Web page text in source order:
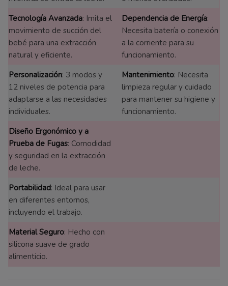
Tecnología Avanzada: Imita el
movimiento de succión del
bebé para una extracción
natural y eficiente.
Dependencia de Energía:
Necesita batería o conexión
a la corriente para su
funcionamiento.
Personalización: 3 modos y
12 niveles de potencia para
adaptarse a las necesidades
individuales.
Mantenimiento: Necesita
limpieza regular y cuidado
para mantener su higiene y
funcionamiento.
Diseño Ergonómico y a
Prueba de Fugas: Comodidad
y seguridad en la extracción
de leche.
Portabilidad: Ideal para usar
en diferentes entornos,
incluyendo el trabajo.
Material Seguro: Hecho con
silicona suave de grado
alimenticio.